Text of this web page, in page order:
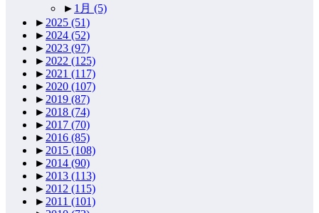
► 1月 (5)
► 2025 (51)
► 2024 (52)
► 2023 (97)
► 2022 (125)
► 2021 (117)
► 2020 (107)
► 2019 (87)
► 2018 (74)
► 2017 (70)
► 2016 (85)
► 2015 (108)
► 2014 (90)
► 2013 (113)
► 2012 (115)
► 2011 (101)